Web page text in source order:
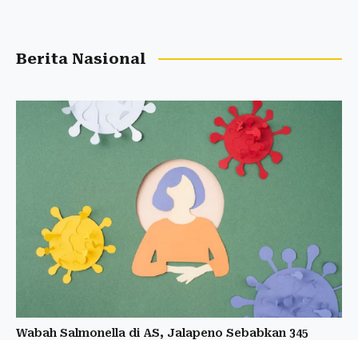
Berita Nasional
Wabah Salmonella di AS, Jalapeno Sebabkan 345